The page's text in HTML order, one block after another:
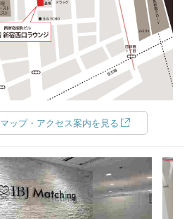
マップ・アクセス案内を見る